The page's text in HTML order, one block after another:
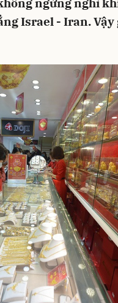
ngừng nghỉ
Israel - Iran.